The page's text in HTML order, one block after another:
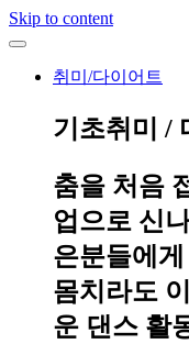
Skip to content
취미/다이어트
기초취미 /
춤을 처음
업으로 신
은분들에
몸치라도
운 댄스 활